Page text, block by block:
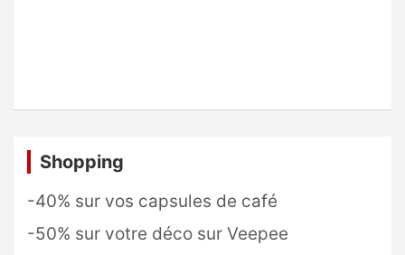
Shopping
-40% sur vos capsules de café
-50% sur votre déco sur Veepee